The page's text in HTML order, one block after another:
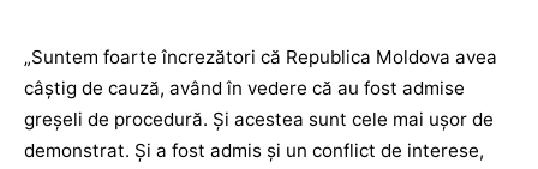
„Suntem foarte încrezători că Republica Moldova avea
câștig de cauză, având în vedere că au fost admise
greșeli de procedură. Și acestea sunt cele mai ușor de
demonstrat. Și a fost admis și un conflict de interese,